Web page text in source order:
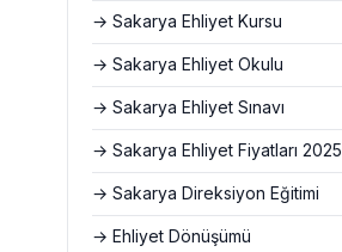
→ Sakarya Ehliyet Kursu
→ Sakarya Ehliyet Okulu
→ Sakarya Ehliyet Sınavı
→ Sakarya Ehliyet Fiyatları 2025
→ Sakarya Direksiyon Eğitimi
→ Ehliyet Dönüşümü